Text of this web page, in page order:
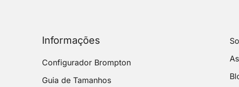
Informações
Configurador Brompton
Guia de Tamanhos